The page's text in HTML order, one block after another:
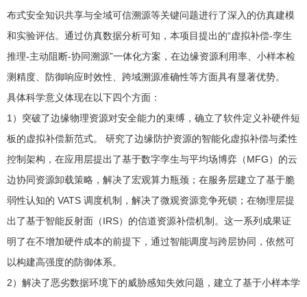
布式安全知识共享与全域可信溯源等关键问题进行了深入的仿真建模
和实验评估。通过仿真数据分析可知，本项目提出的“虚拟补偿-孪生
推理-主动阻断-协同溯源”一体化方案，在边缘资源利用率、小样本检
测精度、防御响应时效性、跨域溯源准确性等方面具有显著优势。
具体科学意义体现在以下四个方面：
1）突破了边缘物理资源对安全能力的束缚，确立了软件定义补硬件短
板的虚拟补偿新范式。 研究了边缘防护资源的智能化虚拟补偿与柔性
控制架构，在应用层提出了基于数字孪生与平均场博弈（MFG）的云
边协同资源卸载策略，解决了宏观算力瓶颈；在服务层建立了基于脆
弱性认知的 VATS 调度机制，解决了微观资源竞争死锁；在物理层提
出了基于智能反射面（IRS）的信道资源补偿机制。这一系列成果证
明了在不增加硬件成本的前提下，通过智能调度与跨层协同，依然可
以构建高强度的防御体系。
2）解决了恶劣数据环境下的威胁感知失效问题，建立了基于小样本学